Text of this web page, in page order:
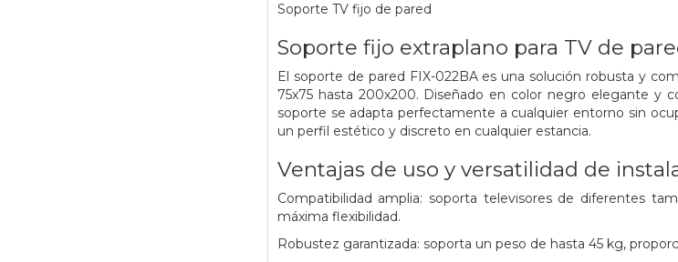
Soporte TV fijo de pared
Soporte fijo extraplano para TV de
El soporte de pared FIX-022BA es una solución robusta y
75x75 hasta 200x200. Diseñado en color negro elegante y
soporte se adapta perfectamente a cualquier entorno sin
un perfil estético y discreto en cualquier estancia.
Ventajas de uso y versatilidad de
Compatibilidad amplia: soporta televisores de diferentes
máxima flexibilidad.
Robustez garantizada: soporta un peso de hasta 45 kg,